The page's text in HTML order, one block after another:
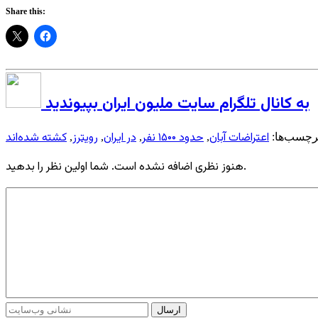
Share this:
به کانال تلگرام سایت ملیون ایران بپیوندید
اعتراضات آبان, حدود ۱۵۰۰ نفر , در ایران, رویترز, کشته شده‌اند
هنوز نظری اضافه نشده است. شما اولین نظر را بدهید.